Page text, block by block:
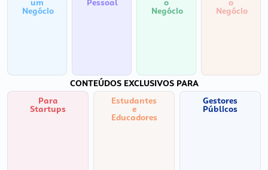
um
Negócio
Pessoal o
Negócio
o
Negócio
CONTEÚDOS EXCLUSIVOS PARA
Para
Startups
Estudantes
e
Educadores
Gestores
Públicos